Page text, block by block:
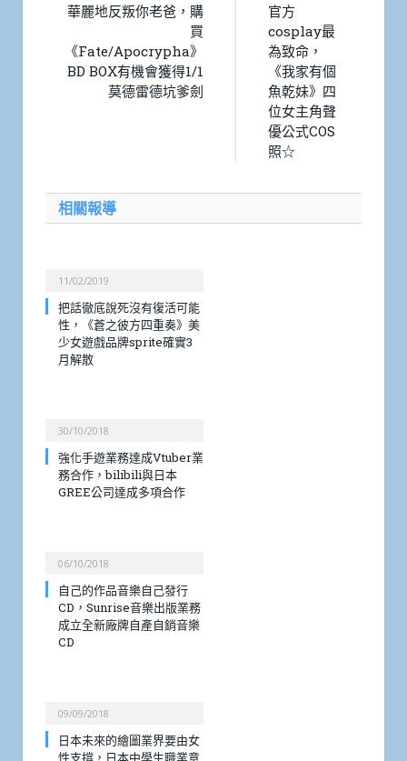
華麗地反叛你老爸，購
買
《Fate/Apocrypha》
BD BOX有機會獲得1/1
莫德雷德坑爹劍
官方
cosplay最
為致命，
《我家有個
魚乾妹》四
位女主角聲
優公式COS
照☆
相關報導
11/02/2019
把話徹底說死沒有復活可能
性，《蒼之彼方四重奏》美
少女遊戲品牌sprite確實3
月解散
30/10/2018
強化手遊業務達成Vtuber業
務合作，bilibili與日本
GREE公司達成多項合作
06/10/2018
自己的作品音樂自己發行
CD，Sunrise音樂出版業務
成立全新廠牌自產自銷音樂
CD
09/09/2018
日本未來的繪圖業界要由女
性支撐，日本中學生職業意